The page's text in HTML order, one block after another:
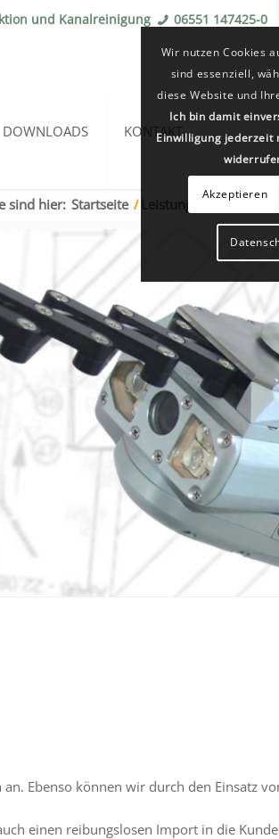
und Kanalreinigung 06551 147425-0
DOWNLOADS KONTAKT
sind hier: Startseite /
Ebenso können wir durch den Einsatz
einen reibungs­lo­sen Import in die
Wir nutzen Cookies
sind essenziell,
diese Website und
Ich bin damit
Einwilligung jederzeit
Akzeptieren